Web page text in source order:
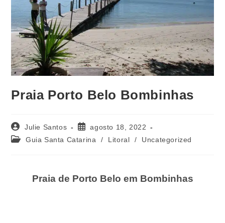
Praia Porto Belo Bombinhas
Julie Santos
agosto 18, 2022
Guia Santa Catarina
/ Litoral / Uncategorized
Praia de Porto Belo em Bombinhas